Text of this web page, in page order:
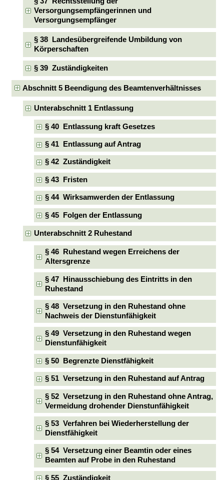
Versorgungsempfängerinnen und
Versorgungsempfänger
§ 38 Landesübergreifende Umbildung von
Körperschaften
§ 39 Zuständigkeiten
Abschnitt 5 Beendigung des Beamtenverhältnisses
Unterabschnitt 1 Entlassung
§ 40 Entlassung kraft Gesetzes
§ 41 Entlassung auf Antrag
§ 42 Zuständigkeit
§ 43 Fristen
§ 44 Wirksamwerden der Entlassung
§ 45 Folgen der Entlassung
Unterabschnitt 2 Ruhestand
§ 46 Ruhestand wegen Erreichens der
Altersgrenze
§ 47 Hinausschiebung des Eintritts in den
Ruhestand
§ 48 Versetzung in den Ruhestand ohne
Nachweis der Dienstunfähigkeit
§ 49 Versetzung in den Ruhestand wegen
Dienstunfähigkeit
§ 50 Begrenzte Dienstfähigkeit
§ 51 Versetzung in den Ruhestand auf Antrag
§ 52 Versetzung in den Ruhestand ohne Antrag,
Vermeidung drohender Dienstunfähigkeit
§ 53 Verfahren bei Wiederherstellung der
Dienstfähigkeit
§ 54 Versetzung einer Beamtin oder eines
Beamten auf Probe in den Ruhestand
§ 55 Zuständigkeit